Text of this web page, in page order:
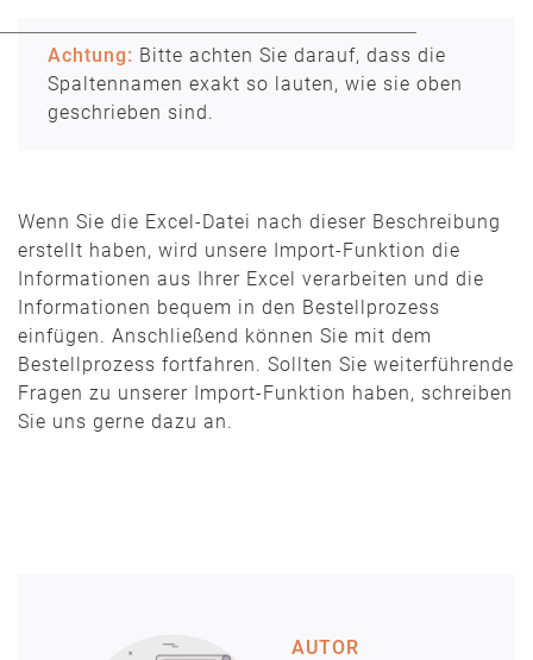
Achtung: Bitte achten Sie darauf, dass die
Spaltennamen exakt so lauten, wie sie oben
geschrieben sind.
Wenn Sie die Excel-Datei nach dieser Beschreibung
erstellt haben, wird unsere Import-Funktion die
Informationen aus Ihrer Excel verarbeiten und die
Informationen bequem in den Bestellprozess
einfügen. Anschließend können Sie mit dem
Bestellprozess fortfahren. Sollten Sie weiterführende
Fragen zu unserer Import-Funktion haben, schreiben
Sie uns gerne dazu an.
AUTOR